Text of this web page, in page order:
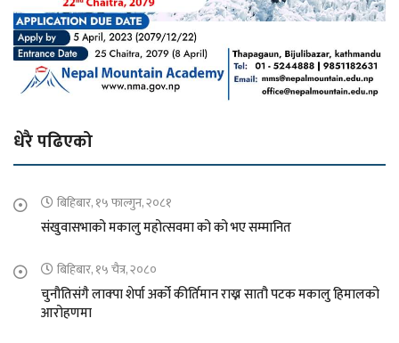
धेरै पढिएको
बिहिबार, १५ फाल्गुन, २०८१
संखुवासभाको मकालु महोत्सवमा को को भए सम्मानित
बिहिबार, १५ चैत्र, २०८०
चुनौतिसंगै लाक्पा शेर्पा अर्को कीर्तिमान राख्न सातौ पटक मकालु हिमालको
आरोहणमा